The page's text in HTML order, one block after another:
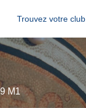
Trouvez votre club
M1